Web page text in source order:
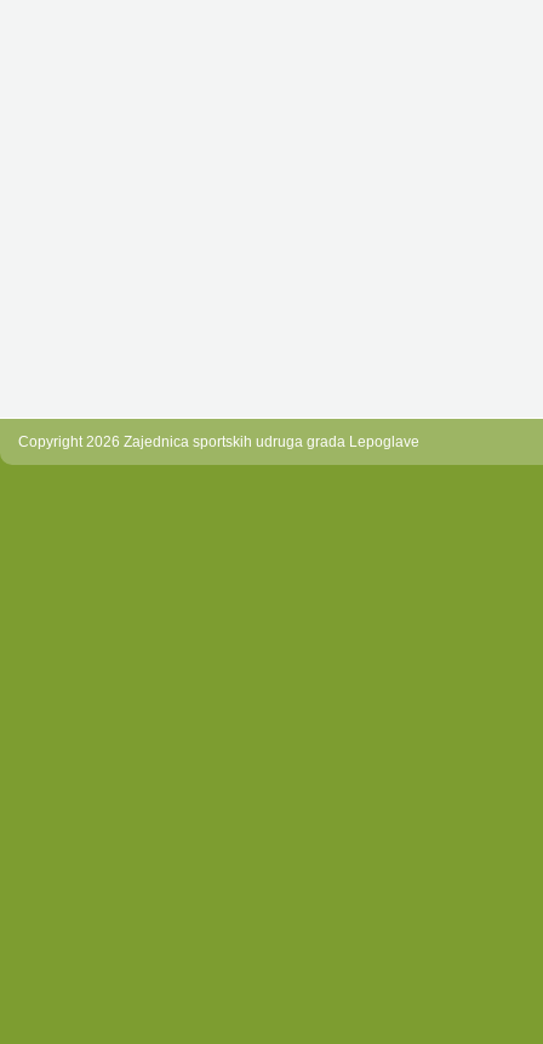
Copyright 2026 Zajednica sportskih udruga grada Lepoglave